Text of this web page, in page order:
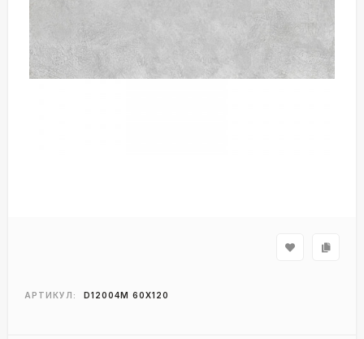
АРТИКУЛ: D12004M 60X120